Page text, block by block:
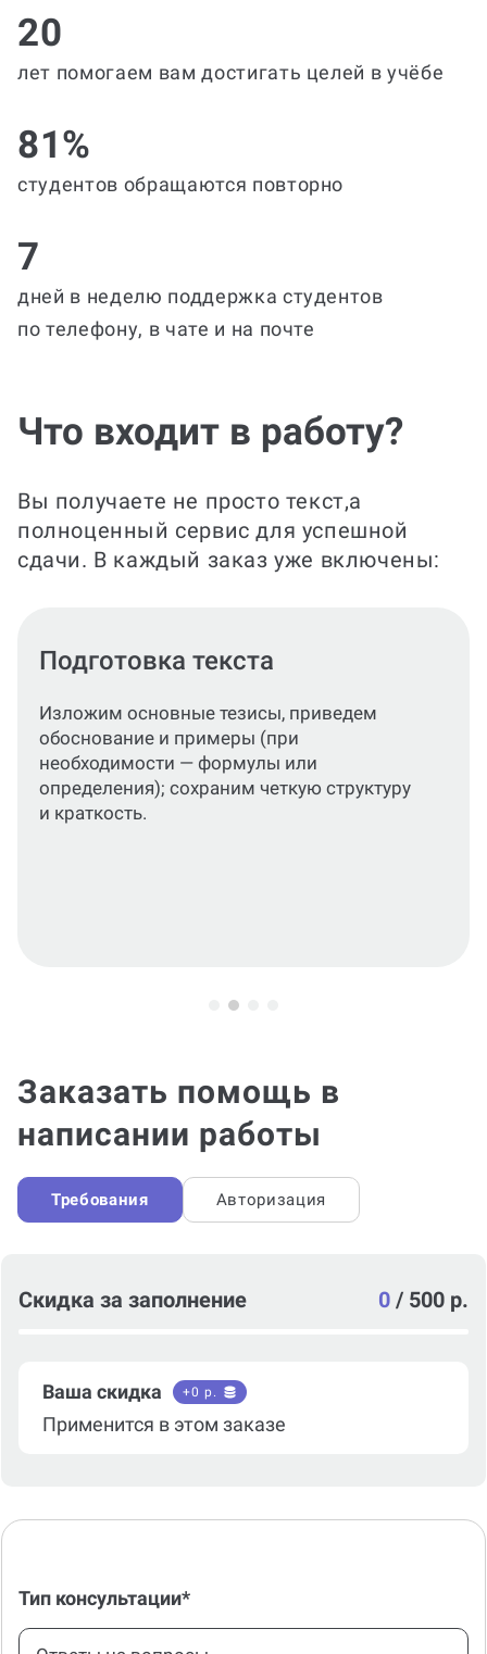
20
лет помогаем вам достигать целей в учёбе
81%
студентов обращаются повторно
7
дней в неделю поддержка студентов
по телефону, в чате и на почте
Что входит в работу?
Вы получаете не просто текст,а
полноценный сервис для успешной
сдачи. В каждый заказ уже включены:
Оформление ответов
Приведем работу и графические
материалы в соответствие актуальным
стандартам или требованиям вашего
ВУЗа.
Заказать помощь в
написании работы
Требования Авторизация
Скидка за заполнение 0 / 500 р.
Ваша скидка +0 р.
Применится в этом заказе
Тип консультации*